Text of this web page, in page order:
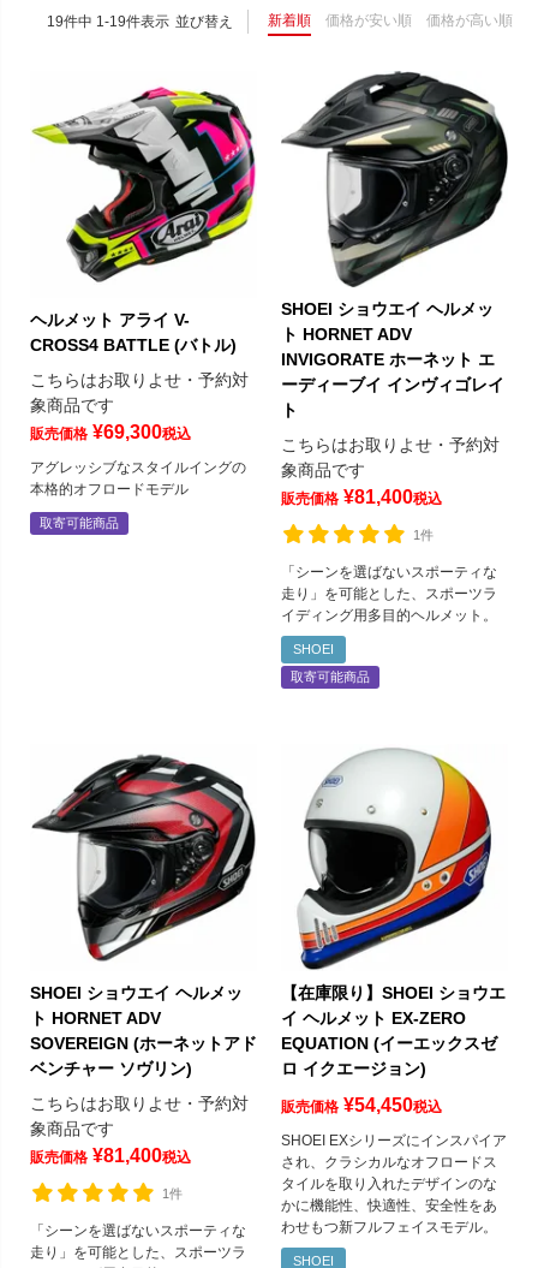
並び替え 新着順 価格が安い順 価格が高い順
19件中 1-19件表示
ヘルメット アライ V-
CROSS4 BATTLE (バトル)
こちらはお取りよせ・予約対
象商品です
販売価格 ¥69,300税込
アグレッシブなスタイルイングの
本格的オフロードモデル
取寄可能商品
SHOEI ショウエイ ヘルメッ
ト HORNET ADV
INVIGORATE ホーネット エ
ーディーブイ インヴィゴレイ
ト
こちらはお取りよせ・予約対
象商品です
販売価格 ¥81,400税込
1件
「シーンを選ばないスポーティな
走り」を可能とした、スポーツラ
イディング用多目的ヘルメット。
SHOEI
取寄可能商品
SHOEI ショウエイ ヘルメッ
ト HORNET ADV
SOVEREIGN (ホーネットアド
ベンチャー ソヴリン)
こちらはお取りよせ・予約対
象商品です
販売価格 ¥81,400税込
1件
「シーンを選ばないスポーティな
走り」を可能とした、スポーツラ
【在庫限り】SHOEI ショウエ
イ ヘルメット EX-ZERO
EQUATION (イーエックスゼ
ロ イクエージョン)
販売価格 ¥54,450税込
SHOEI EXシリーズにインスパイア
され、クラシカルなオフロードス
タイルを取り入れたデザインのな
かに機能性、快適性、安全性をあ
わせもつ新フルフェイスモデル。
SHOEI